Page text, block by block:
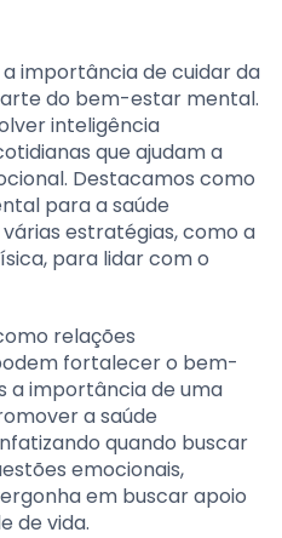
importância de cuidar da
do bem-estar mental.
inteligência
que ajudam a
Destacamos como
para a saúde
estratégias, como a
para lidar com o
relações
fortalecer o bem-
a importância de uma
a saúde
quando buscar
emocionais,
em buscar apoio
de vida.